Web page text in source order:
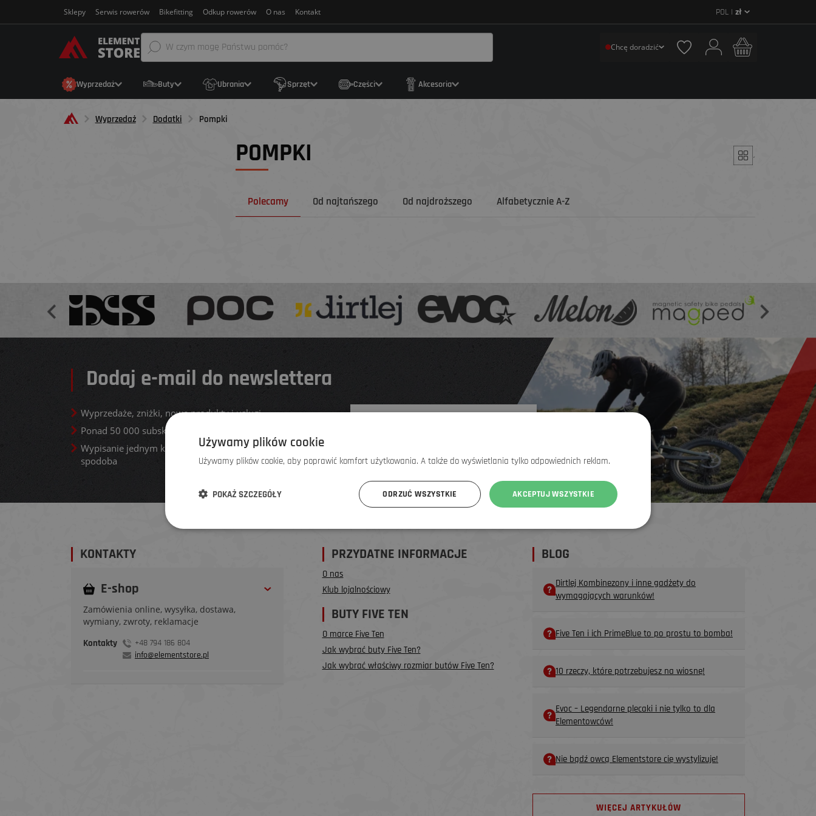
Sklepy Serwis rowerów Bikefitting Odkup rowerów O nas Kontakt POL | zł
Chcę doradzić
Wyprzedaż Buty Ubrania Sprzęt Części Akcesoria
Wyprzedaż Dodatki Pompki
POMPKI ´
Polecamy Od najtańszego Od najdroższego Alfabetycznie A-Z
Dodaj e-mail do newslettera
Wyprzedaże, zniżki, nowe produkty i usługi
Ponad 50 000 subskrybentów
Wypisanie jednym kliknięciem, jeśli newsletter ci się nie
spodoba
KONTAKTY
E-shop
Zamówienia online, wysyłka, dostawa,
wymiany, zwroty, reklamacje
Kontakty
+48 794 186 804
info@elementstore.pl
PRZYDATNE INFORMACJE
O nas
Klub lojalnościowy
BUTY FIVE TEN
O marce Five Ten
Jak wybrać buty Five Ten?
Jak wybrać właściwy rozmiar butów Five Ten?
BLOG
Dirtlej Kombinezony i inne gadżety do
wymagających warunków!
Five Ten i ich PrimeBlue to po prostu to bomba!
10 rzeczy, które potrzebujesz na wiosnę!
Evoc – Legendarne plecaki i nie tylko to dla
Elementowców!
Nie bądź owcą Elementstore cię wystylizuje!
WIĘCEJ ARTYKUŁÓW
Używamy plików cookie
Używamy plików cookie, aby poprawić komfort użytkowania. A także do wyświetlania tylko odpowiednich reklam.
AKCEPTUJ WSZYSTKIE
ODRZUĆ WSZYSTKIE
POKAŻ SZCZEGÓŁY